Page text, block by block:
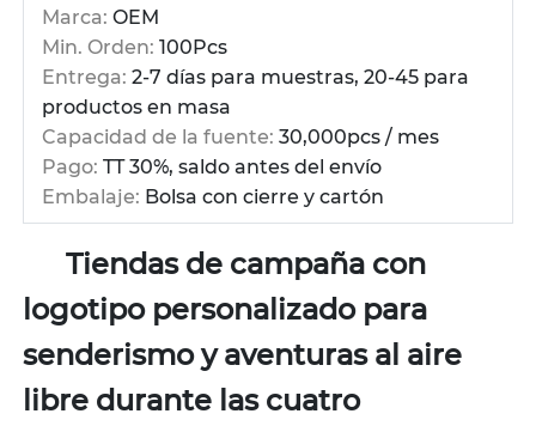
Marca: OEM
Min. Orden: 100Pcs
Entrega: 2-7 días para muestras, 20-45 para
productos en masa
Capacidad de la fuente: 30,000pcs / mes
Pago: TT 30%, saldo antes del envío
Embalaje: Bolsa con cierre y cartón
Tiendas de campaña con
logotipo personalizado para
senderismo y aventuras al aire
libre durante las cuatro